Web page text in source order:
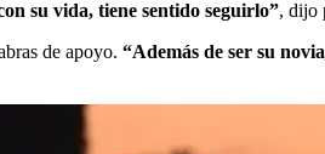
su vida, tiene sentido seguirlo”, dijo
de apoyo. “Además de ser su